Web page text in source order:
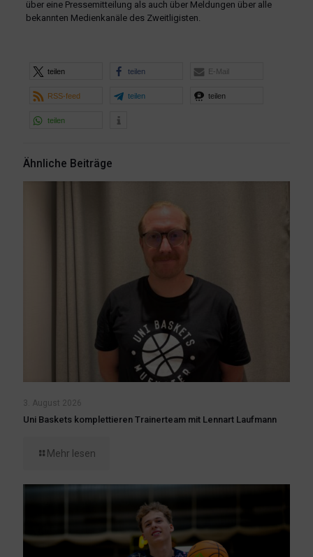
über eine Pressemitteilung als auch über Meldungen über alle
bekannten Medienkanäle des Zweitligisten.
teilen teilen E-Mail
RSS-feed teilen teilen
teilen
Ähnliche Beiträge
3. August 2026
Uni Baskets komplettieren Trainerteam mit Lennart Laufmann
Mehr lesen